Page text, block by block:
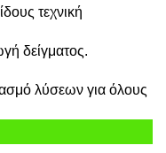
τεχνική
δείγματος.
λύσεων για όλους